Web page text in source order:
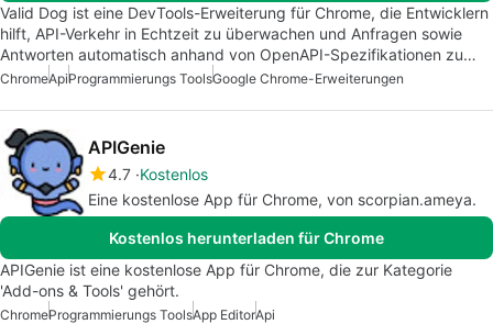
Valid Dog ist eine DevTools-Erweiterung für Chrome, die Entwicklern
hilft, API-Verkehr in Echtzeit zu überwachen und Anfragen sowie
Antworten automatisch anhand von OpenAPI-Spezifikationen zu…
ChromeApiProgrammierungs ToolsGoogle Chrome-Erweiterungen
APIGenie
4.7 Kostenlos
Eine kostenlose App für Chrome, von scorpian.ameya.
Kostenlos herunterladen für Chrome
APIGenie ist eine kostenlose App für Chrome, die zur Kategorie
'Add-ons & Tools' gehört.
ChromeProgrammierungs ToolsApp EditorApi